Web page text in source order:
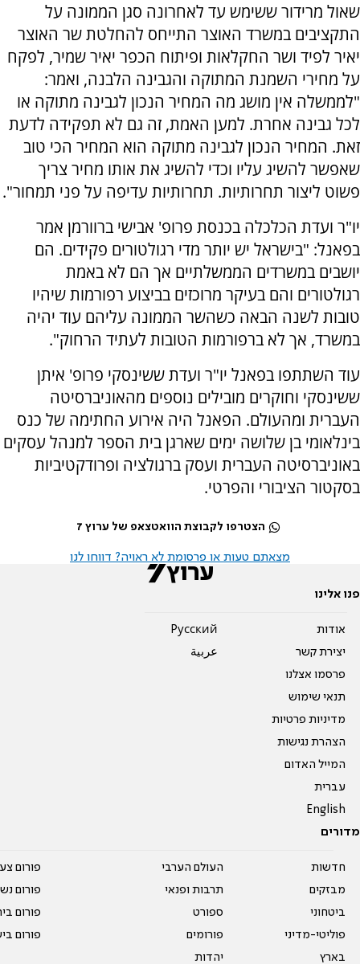
שאול מרידור ששימש עד לאחרונה סגן הממונה על
התקציבים במשרד האוצר התייחס להחלטת שר האוצר
יאיר לפיד ושר החקלאות ופיתוח הכפר יאיר שמיר, לפקח
על מחירי השמנת המתוקה והגבינה הלבנה, ואמר:
"לממשלה אין מושג מה המחיר הנכון לגבינה מתוקה או
לכל גבינה אחרת. למען האמת, זה גם לא תפקידה לדעת
זאת. המחיר הנכון לגבינה מתוקה הוא המחיר הכי טוב
שאפשר להשיג עליו וכדי להשיג את אותו מחיר צריך
פשוט ליצור תחרותיות. תחרותיות עדיפה על פני תמחור".
יו"ר ועדת הכלכלה בכנסת פרופ' אבישי ברוורמן אמר
בפאנל: "בישראל יש יותר מדי רגולטורים פקידים. הם
יושבים במשרדים הממשלתיים אך הם לא באמת
רגולטורים והם בעיקר מרוכזים בביצוע רפורמות שיהיו
טובות לשנה הבאה כשהשר הממונה עליהם עוד יהיה
במשרד, אך לא ברפורמות הטובות לעתיד הרחוק".
עוד השתתפו בפאנל יו"ר ועדת ששינסקי פרופ' איתן
ששינסקי וחוקרים מובילים נוספים מהאוניברסיטה
העברית ומהעולם. הפאנל היה אירוע החתימה של כנס
בינלאומי בן שלושה ימים שארגן בית הספר למנהל עסקים
באוניברסיטה העברית ועסק ברגולציה ופרודקטיביות
בסקטור הציבורי והפרטי.
הצטרפו לקבוצת הוואטצאפ של ערוץ 7
מצאתם טעות או פרסומת לא ראויה? דווחו לנו
פנו אלינו
אודות
יצירת קשר
פרסמו אצלנו
תנאי שימוש
מדיניות פרטיות
הצהרת נגישות
המייל האדום
עברית
English
Pусский
عربية
מדורים
חדשות
מבזקים
ביטחוני
פוליטי-מדיני
בארץ
העולם הערבי
תרבות ופנאי
ספורט
פורומים
יהדות
פורום
פורום
פורום
פורום